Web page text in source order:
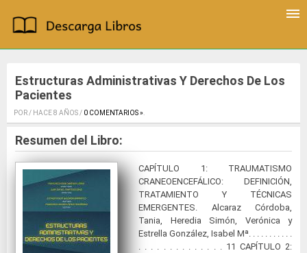
Estructuras Administrativas Y Derechos De Los
Pacientes
POR / HACE 8 AÑOS / 0 COMENTARIOS ».
Resumen del Libro:
CAPÍTULO 1: TRAUMATISMO
CRANEOENCEFÁLICO: DEFINICIÓN,
TRATAMIENTO Y TÉCNICAS
EMERGENTES. Alcaraz Córdoba,
Tania, Heredia Simón, Verónica y
Estrella González, Isabel Mª. . . . . . . . . . .
. . . . . . . . . . . . . . 11 CAPÍTULO 2: